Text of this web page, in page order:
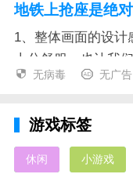
地铁上抢座是绝
1、整体画面的设计
十分舒服，也让我
3、游戏的灵感设计
多生活中的日常情况
无病毒 无广告
游戏标签
休闲 小游戏